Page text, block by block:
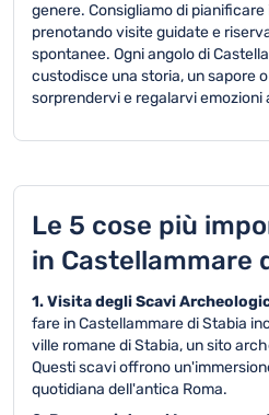
genere. Consigliamo di
prenotando visite guidate e
spontanee. Ogni angolo di
custodisce una storia, un sapore
sorprendervi e regalarvi emozioni
Le 5 cose più
in Castellammare
1. Visita degli Scavi
fare in Castellammare di Stabia
ville romane di Stabia, un sito
Questi scavi offrono
quotidiana dell'antica Roma.